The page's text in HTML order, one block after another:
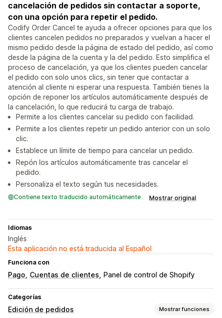
cancelación de pedidos sin contactar a soporte,
con una opción para repetir el pedido.
Codify Order Cancel te ayuda a ofrecer opciones para que los
clientes cancelen pedidos no preparados y vuelvan a hacer el
mismo pedido desde la página de estado del pedido, así como
desde la página de la cuenta y la del pedido. Esto simplifica el
proceso de cancelación, ya que los clientes pueden cancelar
el pedido con solo unos clics, sin tener que contactar a
atención al cliente ni esperar una respuesta. También tienes la
opción de reponer los artículos automáticamente después de
la cancelación, lo que reducirá tu carga de trabajo.
Permite a los clientes cancelar su pedido con facilidad.
Permite a los clientes repetir un pedido anterior con un solo
clic.
Establece un límite de tiempo para cancelar un pedido.
Repón los artículos automáticamente tras cancelar el
pedido.
Personaliza el texto según tus necesidades.
Contiene texto traducido automáticamente Mostrar original
Idiomas
Inglés
Esta aplicación no está traducida al Español
Funciona con
Pago Cuentas de clientes Panel de control de Shopify
Categorías
Edición de pedidos Mostrar funciones